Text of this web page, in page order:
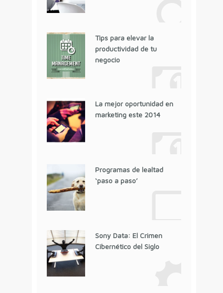
Tips para elevar la
productividad de tu
negocio
La mejor oportunidad en
marketing este 2014
Programas de lealtad
‘paso a paso’
Sony Data: El Crimen
Cibernético del Siglo